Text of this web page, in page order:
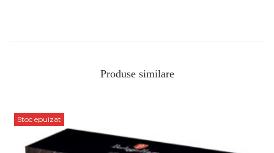
Produse similare
Stoc epuizat